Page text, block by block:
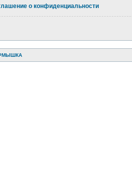
о конфиденциальности